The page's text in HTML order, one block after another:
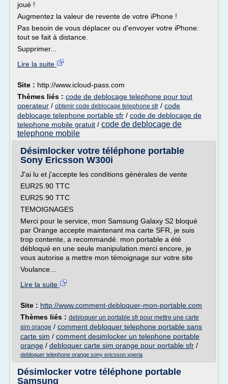
joué !
Augmentez la valeur de revente de votre iPhone !
Pas besoin de vous déplacer ou d'envoyer votre iPhone:
tout se fait à distance.
Supprimer...
Lire la suite
Site : http://www.icloud-pass.com
Thèmes liés : code de deblocage telephone pour tout
operateur / obtenir code deblocage telephone sfr / code
deblocage telephone portable sfr / code de deblocage de
telephone mobile gratuit / code de deblocage de
telephone mobile
Désimlocker votre téléphone portable
Sony Ericsson W300i
J'ai lu et j'accepte les conditions générales de vente
EUR25.90 TTC
EUR25.90 TTC
TEMOIGNAGES
Merci pour le service, mon Samsung Galaxy S2 bloqué
par Orange accepte maintenant ma carte SFR, je suis
trop contente, a recommandé. mon portable a été
débloqué en une seule manipulation.merci encore, je
vous autorise a mettre mon témoignage sur votre site
Voulance...
Lire la suite
Site : http://www.comment-debloquer-mon-portable.com
Thèmes liés : debloquer un portable sfr pour mettre une carte
sim orange / comment debloquer telephone portable sans
carte sim / comment desimlocker un telephone portable
orange / debloquer carte sim orange pour portable sfr /
debloquer telephone orange sony ericsson xperia
Désimlocker votre téléphone portable
Samsung